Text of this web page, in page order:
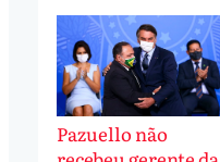
Pazuello não